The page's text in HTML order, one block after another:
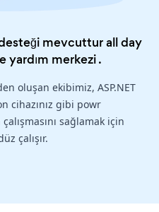
mevcuttur all day
yardım merkezi.
oluşan ekibimiz, ASP.NET
cihazınız gibi powr
sağlamak için
çalışır.